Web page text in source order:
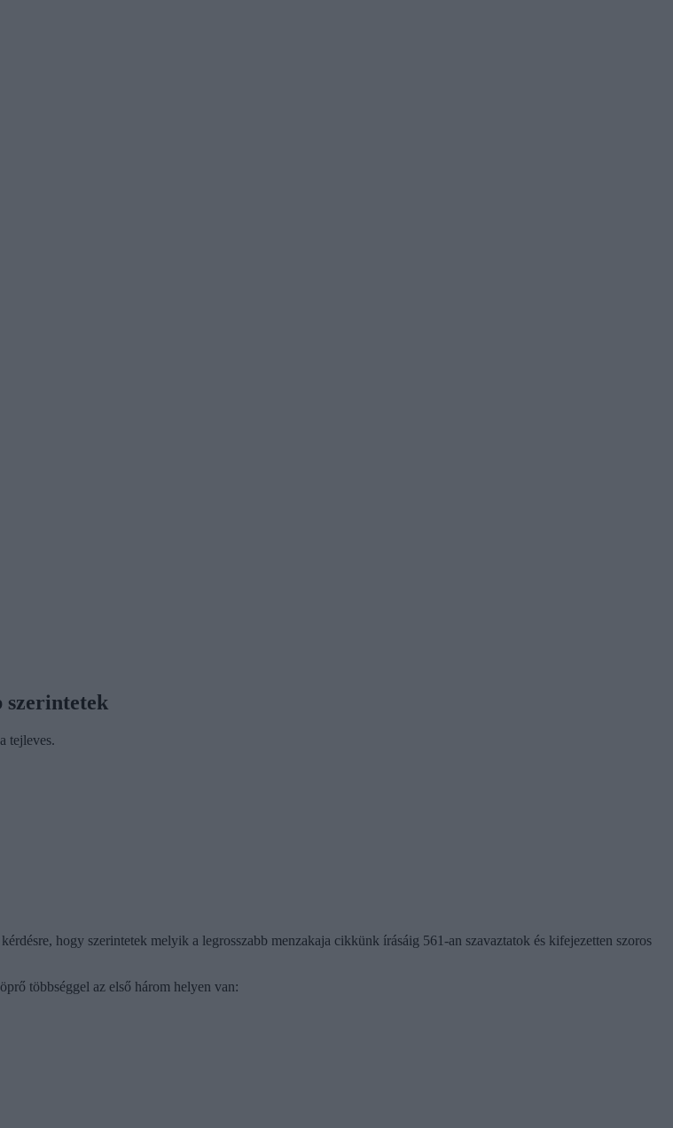
szerintetek
tejleves.
hogy szerintetek melyik a legrosszabb menzakaja cikkünk írásáig 561-an szavaztatok és kifejezetten szoros
többséggel az első három helyen van: